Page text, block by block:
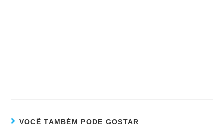
VOCÊ TAMBÉM PODE GOSTAR